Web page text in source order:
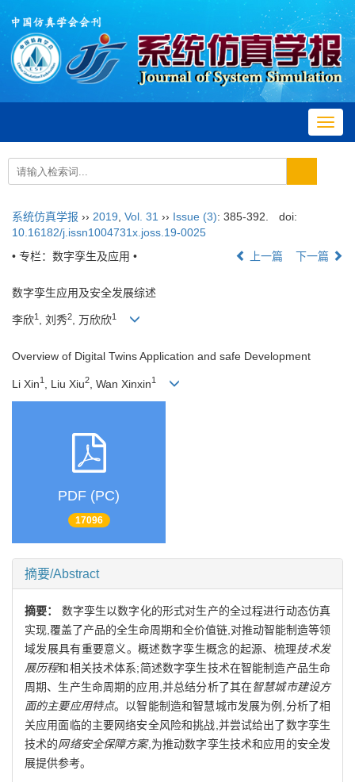
系统仿真学报 ›› 2019 Vol. 31 ›› Issue (3): 385-392.
doi:
10.16182/j.issn1004731x.joss.19-0025
• 专栏：数字孪生及应用 •
上一篇 下一篇
数字孪生应用及安全发展综述
李欣1 , 刘秀2, 万欣欣1
Overview of Digital Twins Application and safe Development
Li Xin1 , Liu Xiu2 , Wan Xinxin1
PDF (PC)
17096
摘要/Abstract
摘要： 数字孪生以数字化的形式对生产的全过程进行动态仿真
实现,覆盖了产品的全生命周期和全价值链,对推动智能制造等领
域发展具有重要意义。概述数字孪生概念的起源、梳理技术发
展历程和相关技术体系;简述数字孪生技术在智能制造产品生命
周期、生产生命周期的应用,并总结分析了其在智慧城市建设方
面的主要应用特点。以智能制造和智慧城市发展为例,分析了相
关应用面临的主要网络安全风险和挑战,并尝试给出了数字孪生
技术的网络安全保障方案,为推动数字孪生技术和应用的安全发
展提供参考。